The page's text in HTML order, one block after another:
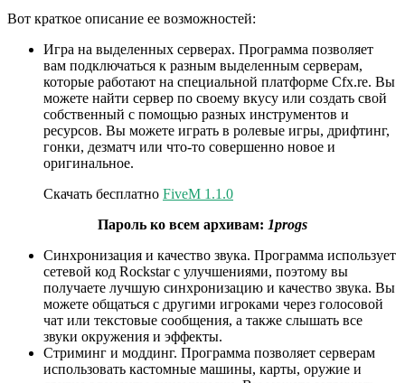
Вот краткое описание ее возможностей:
Игра на выделенных серверах. Программа позволяет
вам подключаться к разным выделенным серверам,
которые работают на специальной платформе Cfx.re. Вы
можете найти сервер по своему вкусу или создать свой
собственный с помощью разных инструментов и
ресурсов. Вы можете играть в ролевые игры, дрифтинг,
гонки, дезматч или что-то совершенно новое и
оригинальное.
Скачать бесплатно FiveM 1.1.0
Пароль ко всем архивам: 1progs
Синхронизация и качество звука. Программа использует
сетевой код Rockstar с улучшениями, поэтому вы
получаете лучшую синхронизацию и качество звука. Вы
можете общаться с другими игроками через голосовой
чат или текстовые сообщения, а также слышать все
звуки окружения и эффекты.
Стриминг и моддинг. Программа позволяет серверам
использовать кастомные машины, карты, оружие и